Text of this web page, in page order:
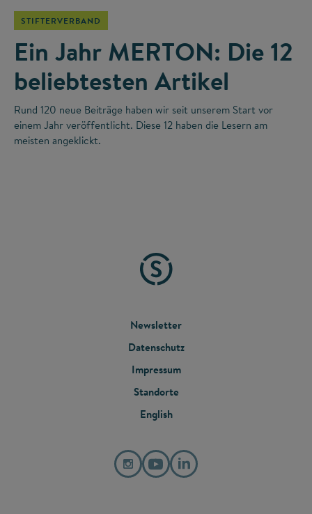
STIFTERVERBAND
Ein Jahr MERTON: Die 12
beliebtesten Artikel
Rund 120 neue Beiträge haben wir seit unserem Start vor
einem Jahr veröffentlicht. Diese 12 haben die Lesern am
meisten angeklickt.
FOOTER
MENU
Newsletter
Datenschutz
Impressum
Standorte
English